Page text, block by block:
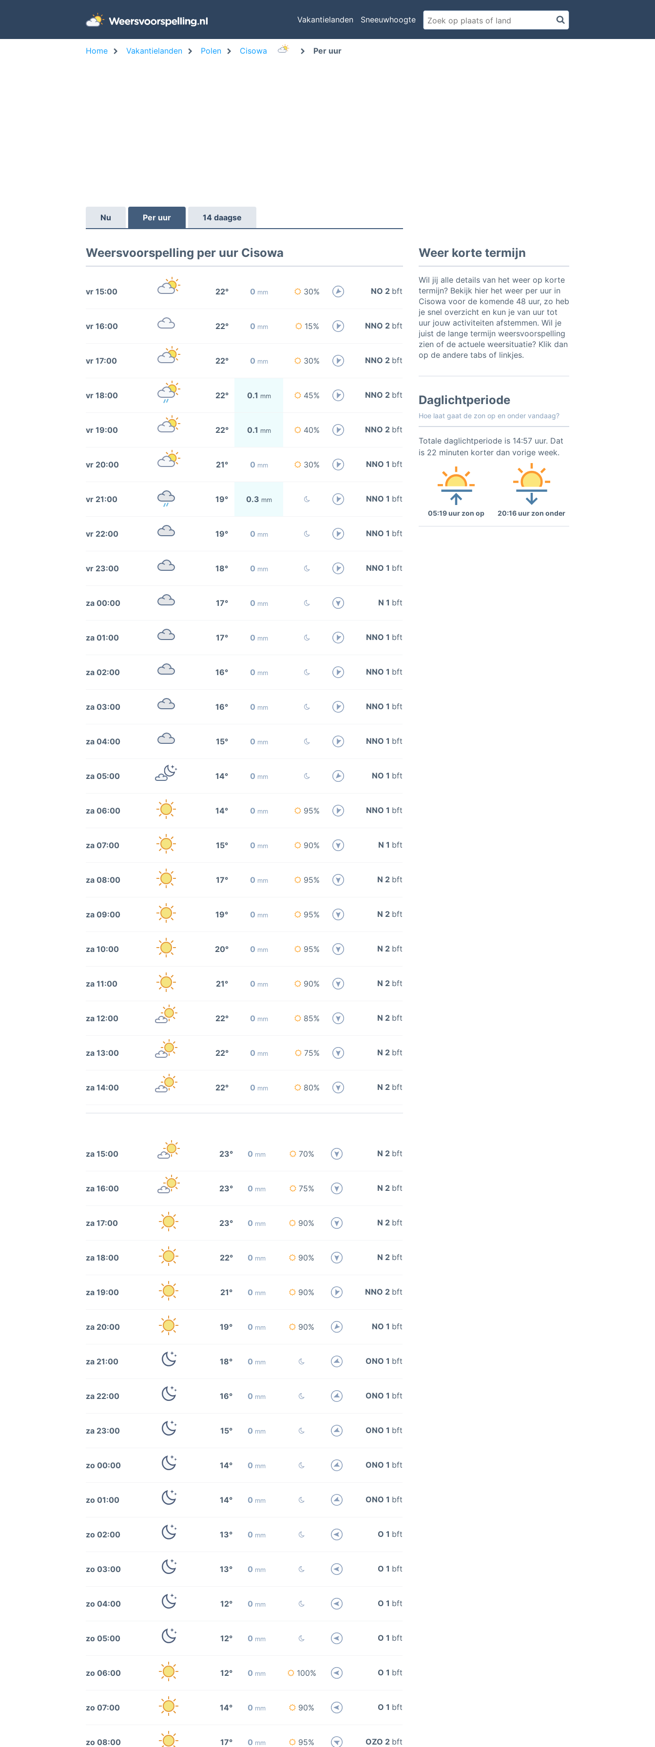
Vakantielanden Sneeuwhoogte
Home Vakantielanden Polen Cisowa Per uur
Nu Per uur 14 daagse
Weersvoorspelling per uur Cisowa
vr 15:00 22° 0 mm 30% NO 2 bft
vr 16:00 22° 0 mm 15% NNO 2 bft
vr 17:00 22° 0 mm 30% NNO 2 bft
vr 18:00 22° 0.1 mm 45% NNO 2 bft
vr 19:00 22° 0.1 mm 40% NNO 2 bft
vr 20:00 21° 0 mm 30% NNO 1 bft
vr 21:00 19° 0.3 mm NNO 1 bft
vr 22:00 19° 0 mm NNO 1 bft
vr 23:00 18° 0 mm NNO 1 bft
za 00:00 17° 0 mm N 1 bft
za 01:00 17° 0 mm NNO 1 bft
za 02:00 16° 0 mm NNO 1 bft
za 03:00 16° 0 mm NNO 1 bft
za 04:00 15° 0 mm NNO 1 bft
za 05:00 14° 0 mm NO 1 bft
za 06:00 14° 0 mm 95% NNO 1 bft
za 07:00 15° 0 mm 90% N 1 bft
za 08:00 17° 0 mm 95% N 2 bft
za 09:00 19° 0 mm 95% N 2 bft
za 10:00 20° 0 mm 95% N 2 bft
za 11:00 21° 0 mm 90% N 2 bft
za 12:00 22° 0 mm 85% N 2 bft
za 13:00 22° 0 mm 75% N 2 bft
za 14:00 22° 0 mm 80% N 2 bft
za 15:00 23° 0 mm 70% N 2 bft
za 16:00 23° 0 mm 75% N 2 bft
za 17:00 23° 0 mm 90% N 2 bft
za 18:00 22° 0 mm 90% N 2 bft
za 19:00 21° 0 mm 90% NNO 2 bft
za 20:00 19° 0 mm 90% NO 1 bft
za 21:00 18° 0 mm ONO 1 bft
za 22:00 16° 0 mm ONO 1 bft
za 23:00 15° 0 mm ONO 1 bft
zo 00:00 14° 0 mm ONO 1 bft
zo 01:00 14° 0 mm ONO 1 bft
zo 02:00 13° 0 mm O 1 bft
zo 03:00 13° 0 mm O 1 bft
zo 04:00 12° 0 mm O 1 bft
zo 05:00 12° 0 mm O 1 bft
zo 06:00 12° 0 mm 100% O 1 bft
zo 07:00 14° 0 mm 90% O 1 bft
zo 08:00 17° 0 mm 95% OZO 2 bft
Weer korte termijn
Wil jij alle details van het weer op korte
termijn? Bekijk hier het weer per uur in
Cisowa voor de komende 48 uur, zo heb
je snel overzicht en kun je van uur tot
uur jouw activiteiten afstemmen. Wil je
juist de lange termijn weersvoorspelling
zien of de actuele weersituatie? Klik dan
op de andere tabs of linkjes.
Daglichtperiode
Hoe laat gaat de zon op en onder vandaag?
Totale daglichtperiode is 14:57 uur. Dat
is 22 minuten korter dan vorige week.
05:19 uur zon op 20:16 uur zon onder